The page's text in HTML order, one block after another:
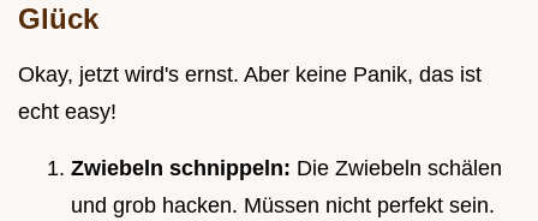
Glück
Okay, jetzt wird's ernst. Aber keine Panik, das ist
echt easy!
Zwiebeln schnippeln: Die Zwiebeln schälen
und grob hacken. Müssen nicht perfekt sein.